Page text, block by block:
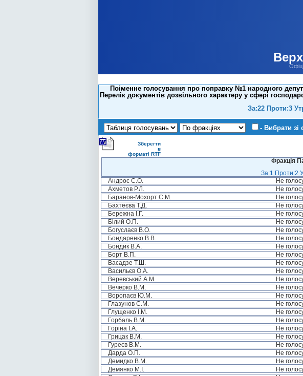
Поіменне голосування про поправку №1 народного
Перелік документів дозвільного характеру у сфері
За:22 Проти:3
- Вибрати зі
Зберегти
в
форматі RTF
Фракція
За:1 Проти:2
Андрос С.О.
Не
Ахметов Р.Л.
Не
Баранов-Мохорт С.М.
Не
Бахтеєва Т.Д.
Не
Бережна І.Г.
Не
Білий О.П.
Не
Богуслаєв В.О.
Не
Бондаренко В.В.
Не
Бондик В.А.
Не
Борт В.П.
Не
Васадзе Т.Ш.
Не
Васильєв О.А.
Не
Веревський А.М.
Не
Вечерко В.М.
Не
Воропаєв Ю.М.
Не
Глазунов С.М.
Не
Глущенко І.М.
Не
Горбаль В.М.
Не
Горіна І.А.
Не
Грицак В.М.
Не
Гуреєв В.М.
Не
Дарда О.П.
Не
Демидко В.М.
Не
Демянко М.І.
Не